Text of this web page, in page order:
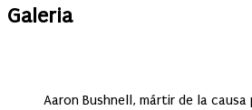
Galeria
Aaron Bushnell, mártir de la causa